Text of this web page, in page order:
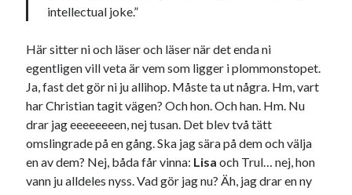
intellectual joke.”
Här sitter ni och läser och läser när det enda ni
egentligen vill veta är vem som ligger i plommonstopet.
Ja, fast det gör ni ju allihop. Måste ta ut några. Hm, vart
har Christian tagit vägen? Och hon. Och han. Hm. Nu
drar jag eeeeeeeen, nej tusan. Det blev två tätt
omslingrade på en gång. Ska jag sära på dem och välja
en av dem? Nej, båda får vinna: Lisa och Trul… nej, hon
vann ju alldeles nyss. Vad gör jag nu? Äh, jag drar en ny